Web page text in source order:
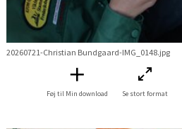
20260721-Christian Bundgaard-IMG_0148.jpg
Føj til Min download Se stort format